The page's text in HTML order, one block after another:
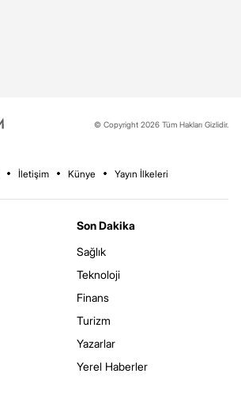
© Copyright 2026 Tüm Hakları Gizlidir.
İletişim Künye Yayın İlkeleri
Son Dakika
Sağlık
Teknoloji
Finans
Turizm
Yazarlar
Yerel Haberler